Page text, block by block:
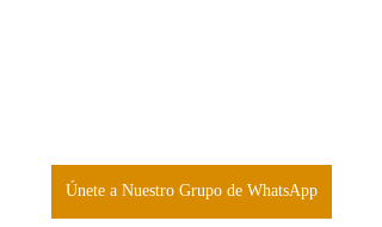
Únete a Nuestro Grupo de WhatsApp